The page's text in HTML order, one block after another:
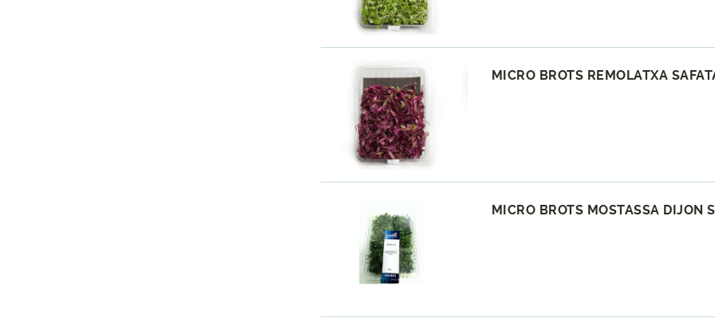
MICRO BROTS REMOLATXA
MICRO BROTS MOSTASSA DIJON